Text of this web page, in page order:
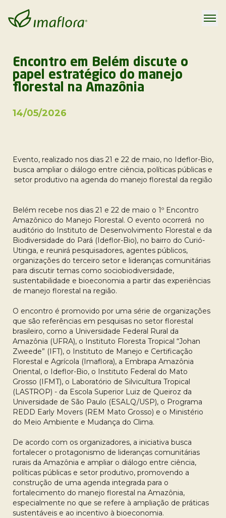
Encontro em Belém discute o
papel estratégico do manejo
florestal na Amazônia
14/05/2026
Evento, realizado nos dias 21 e 22 de maio, no Ideflor-Bio,
busca ampliar o diálogo entre ciência, políticas públicas e
setor produtivo na agenda do manejo florestal da região
Belém recebe nos dias 21 e 22 de maio o 1º Encontro
Amazônico do Manejo Florestal. O evento ocorrerá no
auditório do Instituto de Desenvolvimento Florestal e da
Biodiversidade do Pará (Ideflor-Bio), no bairro do Curió-
Utinga, e reunirá pesquisadores, agentes públicos,
organizações do terceiro setor e lideranças comunitárias
para discutir temas como sociobiodiversidade,
sustentabilidade e bioeconomia a partir das experiências
de manejo florestal na região.
O encontro é promovido por uma série de organizações
que são referências em pesquisas no setor florestal
brasileiro, como a Universidade Federal Rural da
Amazônia (UFRA), o Instituto Floresta Tropical “Johan
Zweede” (IFT), o Instituto de Manejo e Certificação
Florestal e Agrícola (Imaflora), a Embrapa Amazônia
Oriental, o Ideflor-Bio, o Instituto Federal do Mato
Grosso (IFMT), o Laboratório de Silvicultura Tropical
(LASTROP) - da Escola Superior Luiz de Queiroz da
Universidade de São Paulo (ESALQ/USP), o Programa
REDD Early Movers (REM Mato Grosso) e o Ministério
do Meio Ambiente e Mudança do Clima.
De acordo com os organizadores, a iniciativa busca
fortalecer o protagonismo de lideranças comunitárias
rurais da Amazônia e ampliar o diálogo entre ciência,
políticas públicas e setor produtivo, promovendo a
construção de uma agenda integrada para o
fortalecimento do manejo florestal na Amazônia,
especialmente no que se refere à ampliação de práticas
sustentáveis e ao incentivo à bioeconomia.